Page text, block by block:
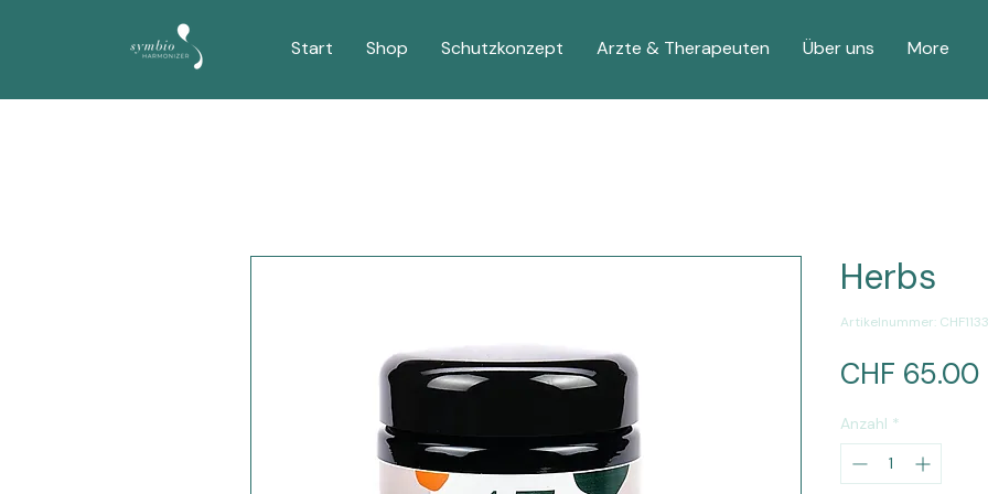
Start Shop Schutzkonzept Arzte & Therapeuten Über uns More
Herbs
Artikelnummer:
CHF 65.00
Anzahl *